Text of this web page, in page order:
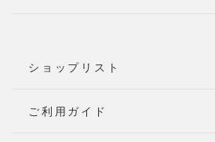
ショップリスト
ご利用ガイド